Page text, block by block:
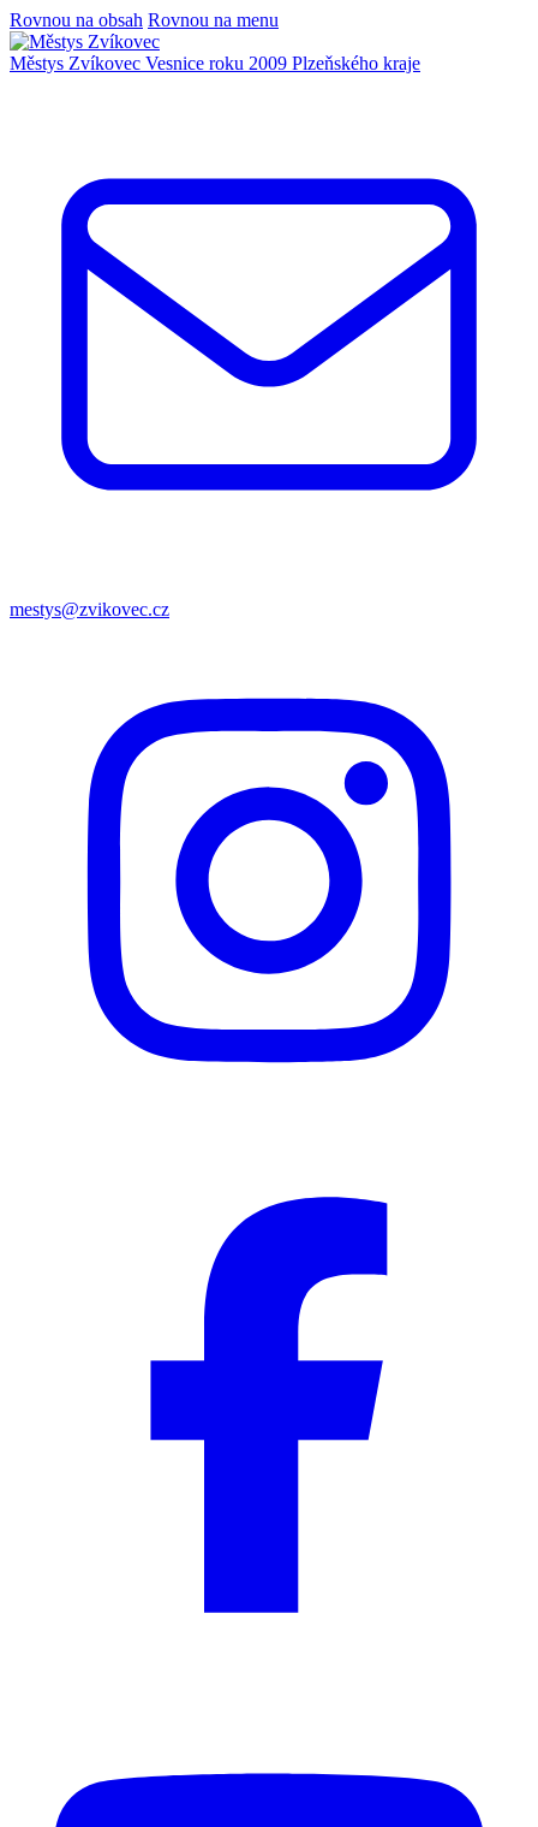
Rovnou na obsah Rovnou na menu
Městys Zvíkovec Vesnice roku 2009 Plzeňského kraje
mestys@zvikovec.cz